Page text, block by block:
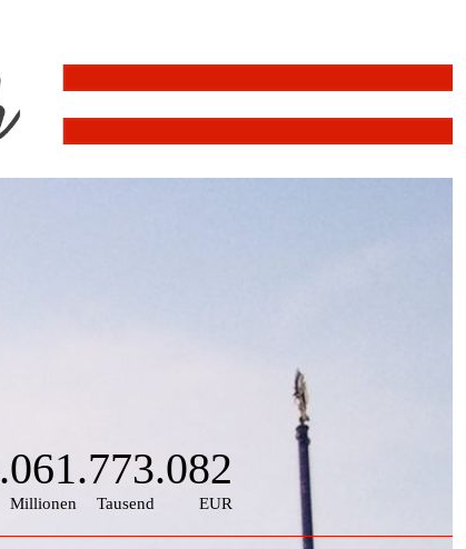
.771
EUR
.773
Tausend
.061
Millionen